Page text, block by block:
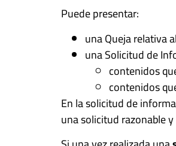
Puede presentar:
una Queja relativa
una Solicitud de
contenidos
contenidos
En la solicitud de
una solicitud razonable